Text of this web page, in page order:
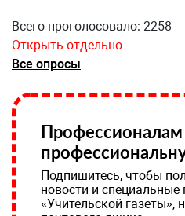
Всего проголосовало: 2258
Открыть отдельно
Все опросы
Подпишитесь, чтобы
новости и
«Учительской газеты»,